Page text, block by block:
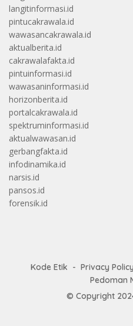
langitinformasi.id
pintucakrawala.id
wawasancakrawala.id
aktualberita.id
cakrawalafakta.id
pintuinformasi.id
wawasaninformasi.id
horizonberita.id
portalcakrawala.id
spektruminformasi.id
aktualwawasan.id
gerbangfakta.id
infodinamika.id
narsis.id
pansos.id
forensik.id
Kode Etik Privacy Policy
Pedoman
© Copyright